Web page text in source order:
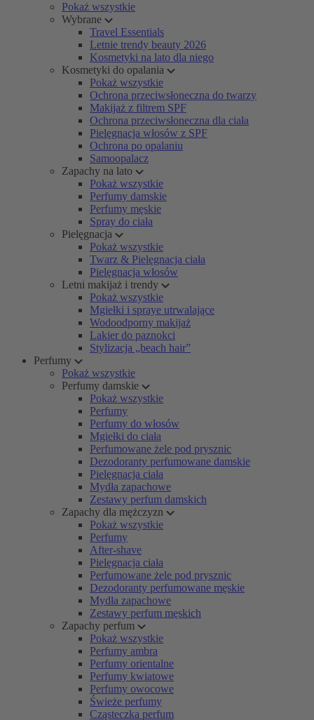
Pokaż wszystkie
Wybrane
Travel Essentials
Letnie trendy beauty 2026
Kosmetyki na lato dla niego
Kosmetyki do opalania
Pokaż wszystkie
Ochrona przeciwsłoneczna do twarzy
Makijaż z filtrem SPF
Ochrona przeciwsłoneczna dla ciała
Pielęgnacja włosów z SPF
Ochrona po opalaniu
Samoopalacz
Zapachy na lato
Pokaż wszystkie
Perfumy damskie
Perfumy męskie
Spray do ciała
Pielęgnacja
Pokaż wszystkie
Twarz & Pielęgnacja ciała
Pielęgnacja włosów
Letni makijaż i trendy
Pokaż wszystkie
Mgiełki i spraye utrwalające
Wodoodporny makijaż
Lakier do paznokci
Stylizacja „beach hair”
Perfumy
Pokaż wszystkie
Perfumy damskie
Pokaż wszystkie
Perfumy
Perfumy do włosów
Mgiełki do ciała
Perfumowane żele pod prysznic
Dezodoranty perfumowane damskie
Pielęgnacja ciała
Mydła zapachowe
Zestawy perfum damskich
Zapachy dla mężczyzn
Pokaż wszystkie
Perfumy
After-shave
Pielęgnacja ciała
Perfumowane żele pod prysznic
Dezodoranty perfumowane męskie
Mydła zapachowe
Zestawy perfum męskich
Zapachy perfum
Pokaż wszystkie
Perfumy ambra
Perfumy orientalne
Perfumy kwiatowe
Perfumy owocowe
Świeże perfumy
Cząsteczka perfum